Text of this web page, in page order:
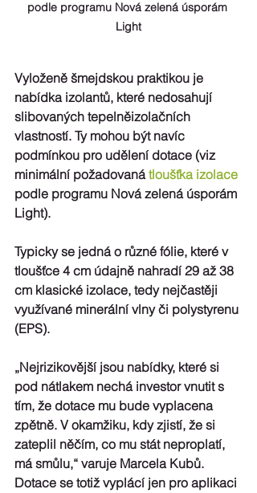
podle programu Nová zelená úsporám
Light
Vyloženě šmejdskou praktikou je
nabídka izolantů, které nedosahují
slibovaných tepelněizolačních
vlastností. Ty mohou být navíc
podmínkou pro udělení dotace (viz
minimální požadovaná tloušťka izolace
podle programu Nová zelená úsporám
Light).
Typicky se jedná o různé fólie, které v
tloušťce 4 cm údajně nahradí 29 až 38
cm klasické izolace, tedy nejčastěji
využívané minerální vlny či polystyrenu
(EPS).
„Nejrizikovější jsou nabídky, které si
pod nátlakem nechá investor vnutit s
tím, že dotace mu bude vyplacena
zpětně. V okamžiku, kdy zjistí, že si
zateplil něčím, co mu stát neproplatí,
má smůlu,“ varuje Marcela Kubů.
Dotace se totiž vyplácí jen pro aplikaci